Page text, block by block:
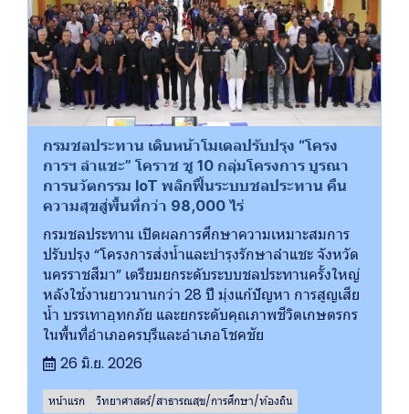
กรมชลประทาน เดินหน้าโมเดลปรับปรุง “โครง
การฯ ลำแชะ” โคราช ชู 10 กลุ่มโครงการ บูรณา
การนวัตกรรม IoT พลิกฟื้นระบบชลประทาน คืน
ความสุขสู่พื้นที่กว่า 98,000 ไร่
กรมชลประทาน เปิดผลการศึกษาความเหมาะสมการ
ปรับปรุง “โครงการส่งน้ำและบำรุงรักษาลำแชะ จังหวัด
นครราชสีมา” เตรียมยกระดับระบบชลประทานครั้งใหญ่
หลังใช้งานยาวนานกว่า 28 ปี มุ่งแก้ปัญหา การสูญเสีย
น้ำ บรรเทาอุทกภัย และยกระดับคุณภาพชีวิตเกษตรกร
ในพื้นที่อำเภอครบุรีและอำเภอโชคชัย
26 มิ.ย. 2026
หน้าแรก วิทยาศาสตร์/สาธารณสุข/การศึกษา/ท้องถิน